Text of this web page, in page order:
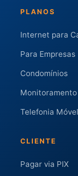
PLANOS
Internet para
Para Empresas
Condomínios
Monitoramento
Telefonia Móvel
CLIENTE
Pagar via PIX